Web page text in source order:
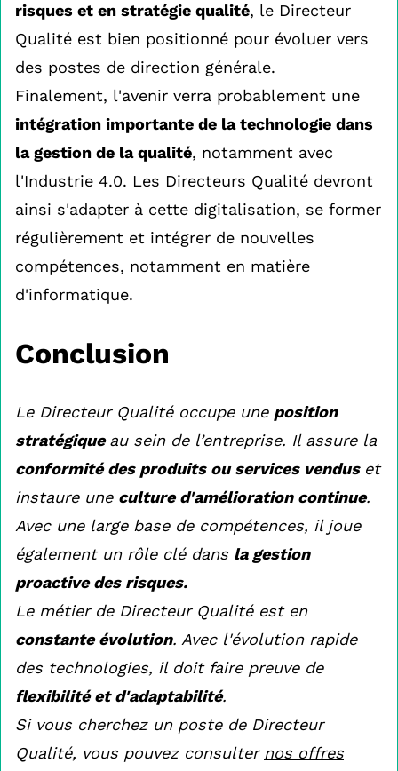
risques et en stratégie qualité, le Directeur
Qualité est bien positionné pour évoluer vers
des postes de direction générale.
Finalement, l'avenir verra probablement une
intégration importante de la technologie dans
la gestion de la qualité, notamment avec
l'Industrie 4.0. Les Directeurs Qualité devront
ainsi s'adapter à cette digitalisation, se former
régulièrement et intégrer de nouvelles
compétences, notamment en matière
d'informatique.
Conclusion
Le Directeur Qualité occupe une position
stratégiqueau sein de l’entreprise. Il assure la
conformité des produits ou services vendus et
instaure une culture d'amélioration continue.
Avec une large base de compétences, il joue
également un rôle clé dans la gestion
proactive des risques.
Le métier de Directeur Qualité est en
constante évolution. Avec l'évolution rapide
des technologies, il doit faire preuve de
flexibilité et d'adaptabilité.
Si vous cherchez un poste de Directeur
Qualité, vous pouvez consulter nos offres